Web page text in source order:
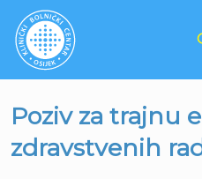
Poziv za trajnu
zdravstvenih